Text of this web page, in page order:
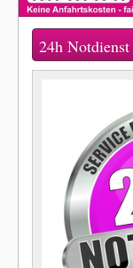
24h Notdienst